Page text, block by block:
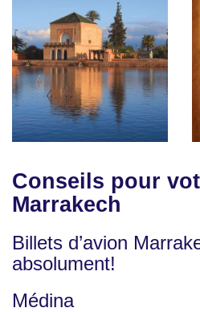
Conseils pour
Marrakech
Billets d’avion
absolument!
Médina